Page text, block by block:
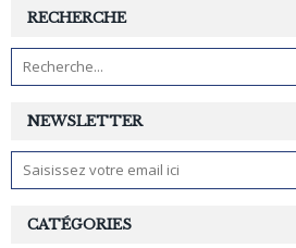
NEWSLETTER
RECHERCHE
CATÉGORIES